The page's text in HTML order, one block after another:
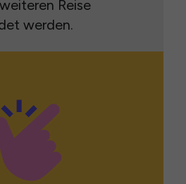
Reise
werden.